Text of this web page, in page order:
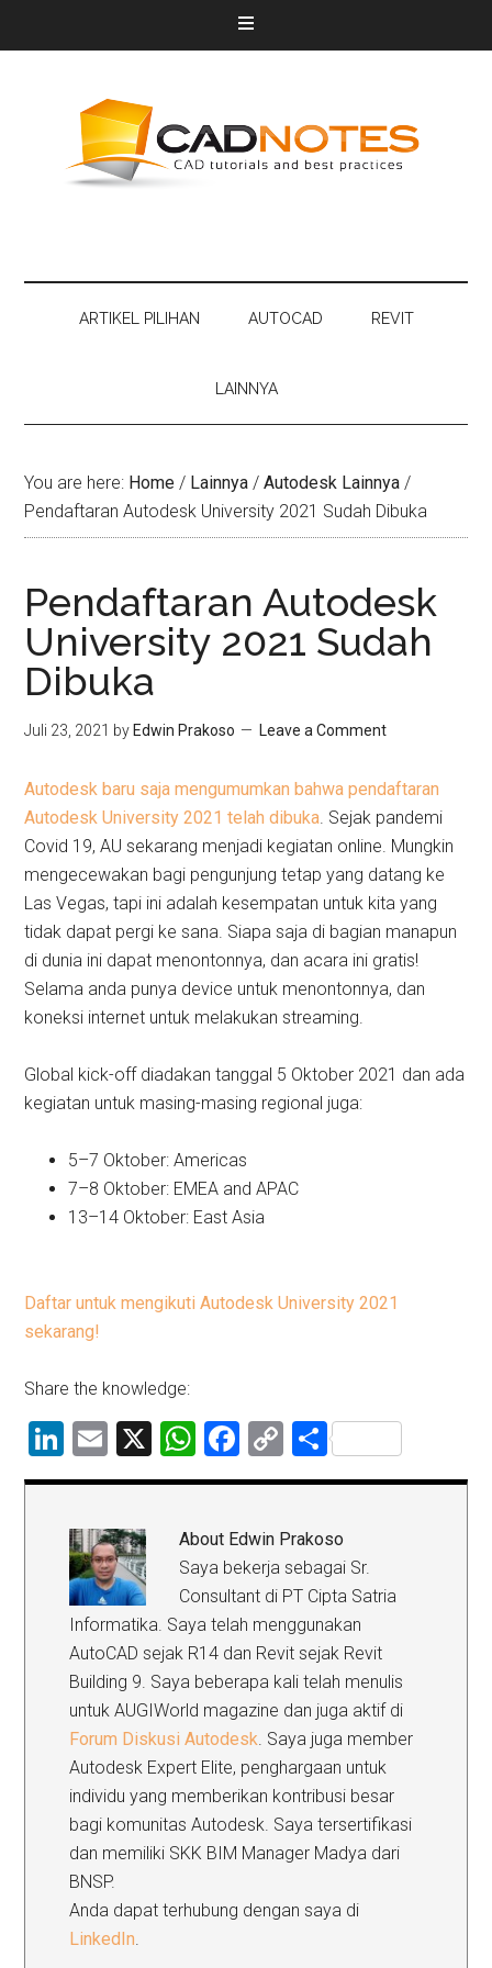
ARTIKEL PILIHAN AUTOCAD REVIT
LAINNYA
You are here: Home / Lainnya / Autodesk Lainnya /
Pendaftaran Autodesk University 2021 Sudah Dibuka
Pendaftaran Autodesk
University 2021 Sudah
Dibuka
Juli 23, 2021 by Edwin Prakoso Leave a Comment
Autodesk baru saja mengumumkan bahwa pendaftaran
Autodesk University 2021 telah dibuka. Sejak pandemi
Covid 19, AU sekarang menjadi kegiatan online. Mungkin
mengecewakan bagi pengunjung tetap yang datang ke
Las Vegas, tapi ini adalah kesempatan untuk kita yang
tidak dapat pergi ke sana. Siapa saja di bagian manapun
di dunia ini dapat menontonnya, dan acara ini gratis!
Selama anda punya device untuk menontonnya, dan
koneksi internet untuk melakukan streaming.
Global kick-off diadakan tanggal 5 Oktober 2021 dan ada
kegiatan untuk masing-masing regional juga:
5–7 Oktober: Americas
7–8 Oktober: EMEA and APAC
13–14 Oktober: East Asia
Daftar untuk mengikuti Autodesk University 2021
sekarang!
Share the knowledge:
LinkedIn
Email
X WhatsApp
Facebook
Copy
Link
Share
About Edwin Prakoso
Saya bekerja sebagai Sr.
Consultant di PT Cipta Satria
Informatika. Saya telah menggunakan
AutoCAD sejak R14 dan Revit sejak Revit
Building 9. Saya beberapa kali telah menulis
untuk AUGIWorld magazine dan juga aktif di
Forum Diskusi Autodesk. Saya juga member
Autodesk Expert Elite, penghargaan untuk
individu yang memberikan kontribusi besar
bagi komunitas Autodesk. Saya tersertifikasi
dan memiliki SKK BIM Manager Madya dari
BNSP.
Anda dapat terhubung dengan saya di
LinkedIn.